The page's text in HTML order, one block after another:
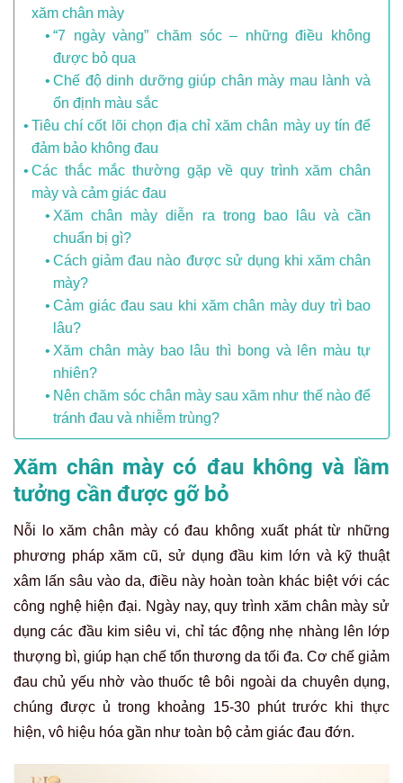
xăm chân mày
“7 ngày vàng” chăm sóc – những điều không
được bỏ qua
Chế độ dinh dưỡng giúp chân mày mau lành và
ổn định màu sắc
Tiêu chí cốt lõi chọn địa chỉ xăm chân mày uy tín để
đảm bảo không đau
Các thắc mắc thường gặp về quy trình xăm chân
mày và cảm giác đau
Xăm chân mày diễn ra trong bao lâu và cần
chuẩn bị gì?
Cách giảm đau nào được sử dụng khi xăm chân
mày?
Cảm giác đau sau khi xăm chân mày duy trì bao
lâu?
Xăm chân mày bao lâu thì bong và lên màu tự
nhiên?
Nên chăm sóc chân mày sau xăm như thế nào để
tránh đau và nhiễm trùng?
Xăm chân mày có đau không và lầm
tưởng cần được gỡ bỏ
Nỗi lo xăm chân mày có đau không xuất phát từ những
phương pháp xăm cũ, sử dụng đầu kim lớn và kỹ thuật
xâm lấn sâu vào da, điều này hoàn toàn khác biệt với các
công nghệ hiện đại. Ngày nay, quy trình xăm chân mày sử
dụng các đầu kim siêu vi, chỉ tác động nhẹ nhàng lên lớp
thượng bì, giúp hạn chế tổn thương da tối đa. Cơ chế giảm
đau chủ yếu nhờ vào thuốc tê bôi ngoài da chuyên dụng,
chúng được ủ trong khoảng 15-30 phút trước khi thực
hiện, vô hiệu hóa gần như toàn bộ cảm giác đau đớn.